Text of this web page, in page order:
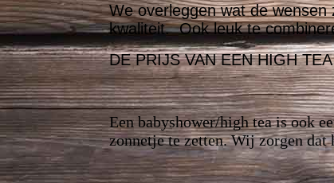
We overleggen wat de
kwaliteit. Ook leuk te
DE PRIJS VAN EEN HIGH
Een babyshower/high tea is ook
zonnetje te zetten. Wij zorgen